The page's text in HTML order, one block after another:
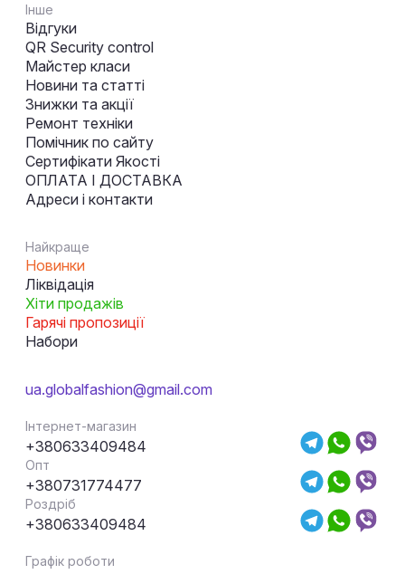
Інше
Відгуки
QR Security control
Майстер класи
Новини та статті
Знижки та акції
Ремонт техніки
Помічник по сайту
Сертифікати Якості
ОПЛАТА І ДОСТАВКА
Адреси і контакти
Найкраще
Новинки
Ліквідація
Хіти продажів
Гарячі пропозиції
Набори
ua.globalfashion@gmail.com
Інтернет-магазин
+380633409484
Опт
+380731774477
Роздріб
+380633409484
Графік роботи